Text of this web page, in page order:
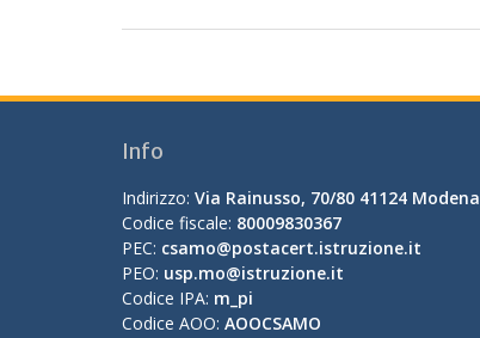
Info
Indirizzo: Via Rainusso, 70/80 41124 Modena
Codice fiscale: 80009830367
PEC: csamo@postacert.istruzione.it
PEO: usp.mo@istruzione.it
Codice IPA: m_pi
Codice AOO: AOOCSAMO